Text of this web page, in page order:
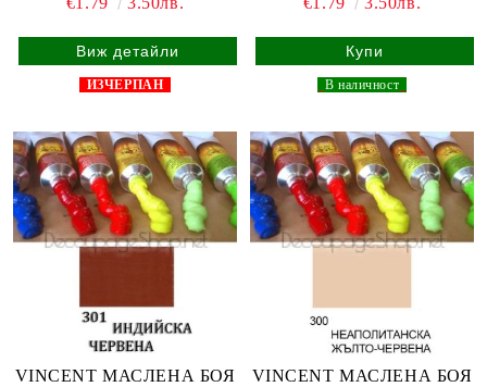
Виж детайли
ИЗЧЕРПАН В наличност
VINCENT МАСЛЕНА БОЯ
VINCENT МАСЛЕНА БОЯ